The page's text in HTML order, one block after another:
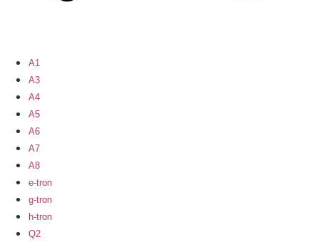
A1
A3
A4
A5
A6
A7
A8
e-tron
g-tron
h-tron
Q2